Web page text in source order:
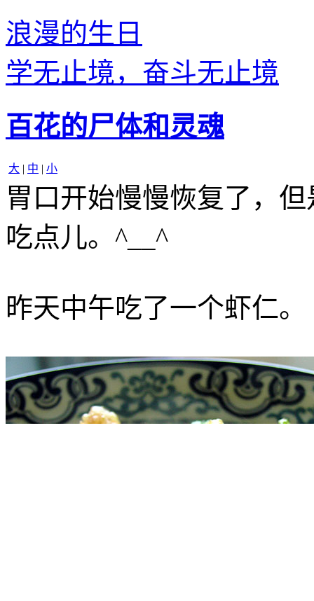
浪漫的生日
学无止境，奋斗无止境
百花的尸体和灵魂
大 | 中 | 小
胃口开始慢慢恢复了，
吃点儿。^__^
昨天中午吃了一个虾仁。